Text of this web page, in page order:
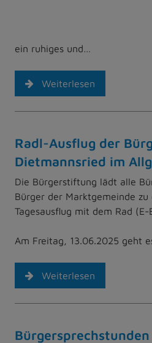
ein ruhiges und…
Weiterlesen
Radl-Ausflug der
Dietmannsried im
Die Bürgerstiftung lädt alle
Bürger der Marktgemeinde zu
Tagesausflug mit dem Rad (E-
Am Freitag, 13.06.2025 geht
Weiterlesen